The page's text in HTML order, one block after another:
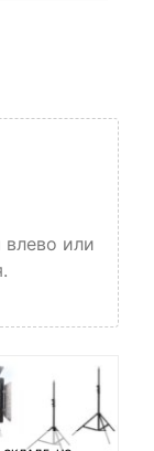
или